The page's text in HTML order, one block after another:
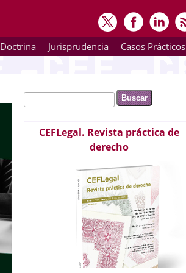
Doctrina Jurisprudencia Casos Prácticos
Formulario de búsqueda
Buscar
CEFLegal. Revista práctica de
derecho